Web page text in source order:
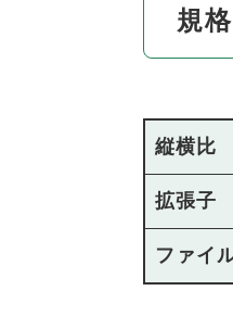
規格
縦横比
拡張子
ファイ